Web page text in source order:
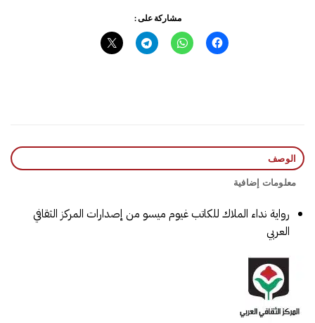
مشاركة على :
الوصف
معلومات إضافية
رواية نداء الملاك‎ للكاتب غيوم ميسو من إصدارات المركز الثقافي
العربي